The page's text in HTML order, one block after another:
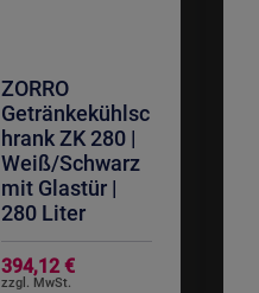
ZORRO
Getränkekühlsc
hrank ZK 280 |
Weiß/Schwarz
mit Glastür |
280 Liter
394,12 €